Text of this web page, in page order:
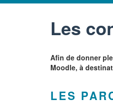
Les
Afin de donner
Moodle, à
LES